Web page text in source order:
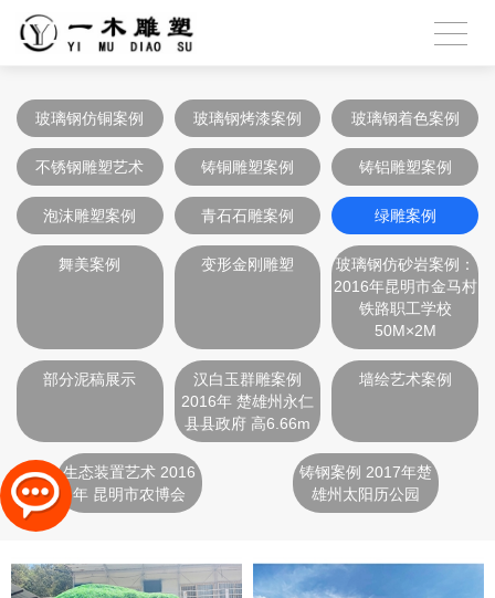
玻璃钢仿铜案例 玻璃钢烤漆案例 玻璃钢着色案例
不锈钢雕塑艺术 铸铜雕塑案例 铸铝雕塑案例
泡沫雕塑案例 青石石雕案例 绿雕案例
舞美案例 变形金刚雕塑
玻璃钢仿砂岩案例：
2016年昆明市金马村
铁路职工学校
50M×2M
部分泥稿展示
汉白玉群雕案例
2016年 楚雄州永仁
县县政府 高6.66m
墙绘艺术案例
生态装置艺术 2016
年 昆明市农博会
铸钢案例 2017年楚
雄州太阳历公园